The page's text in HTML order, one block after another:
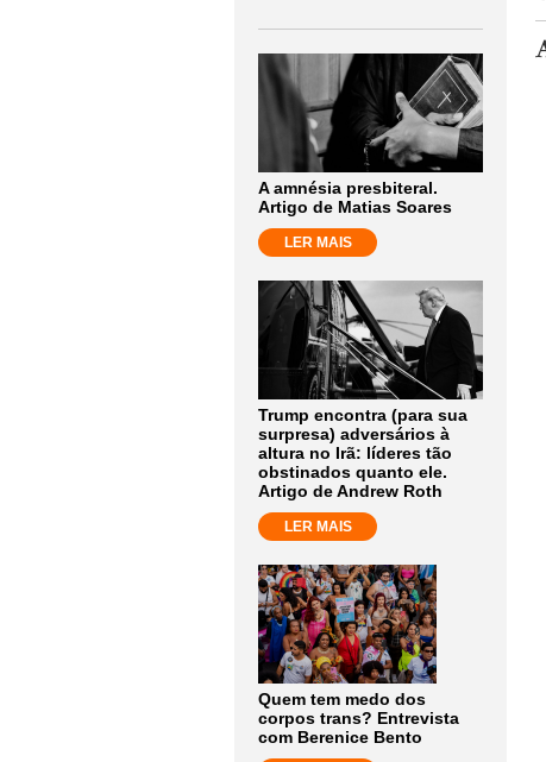
A amnésia presbiteral.
Artigo de Matias Soares
LER MAIS
Trump encontra (para sua
surpresa) adversários à
altura no Irã: líderes tão
obstinados quanto ele.
Artigo de Andrew Roth
LER MAIS
Quem tem medo dos
corpos trans? Entrevista
com Berenice Bento